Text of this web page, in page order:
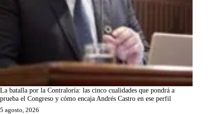
La batalla por la Contraloría: las cinco cualidades que pondrá a
prueba el Congreso y cómo encaja Andrés Castro en ese perfil
5 agosto, 2026